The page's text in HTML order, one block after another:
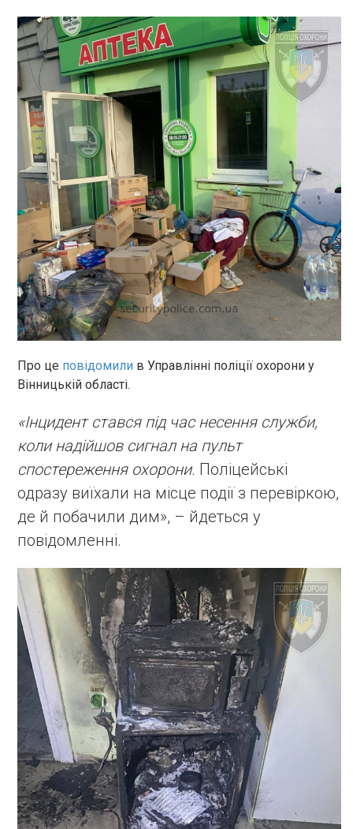
Про це повідомили в Управлінні поліції охорони у
Вінницькій області.
«Інцидент стався під час несення служби,
коли надійшов сигнал на пульт
спостереження охорони. Поліцейські
одразу виїхали на місце події з перевіркою,
де й побачили дим», – йдеться у
повідомленні.